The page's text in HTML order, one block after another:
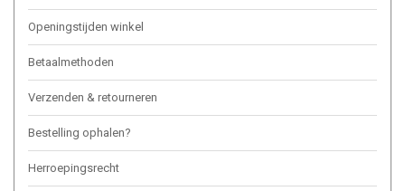
Openingstijden winkel
Betaalmethoden
Verzenden & retourneren
Bestelling ophalen?
Herroepingsrecht